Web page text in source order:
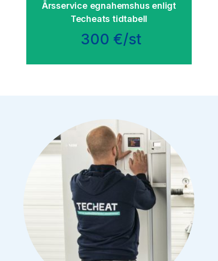
Årsservice egnahemshus enligt
Techeats tidtabell
300 €/st